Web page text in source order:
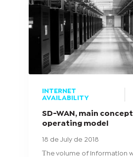
INTERNET
AVAILABILITY
SD-WAN, main
operating model
18 de July de 2018
Тhe volume of information